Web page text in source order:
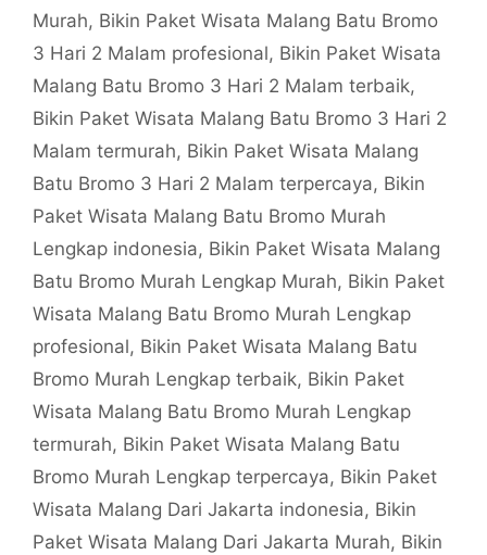
Murah, Bikin Paket Wisata Malang Batu Bromo
3 Hari 2 Malam profesional, Bikin Paket Wisata
Malang Batu Bromo 3 Hari 2 Malam terbaik,
Bikin Paket Wisata Malang Batu Bromo 3 Hari 2
Malam termurah, Bikin Paket Wisata Malang
Batu Bromo 3 Hari 2 Malam terpercaya, Bikin
Paket Wisata Malang Batu Bromo Murah
Lengkap indonesia, Bikin Paket Wisata Malang
Batu Bromo Murah Lengkap Murah, Bikin Paket
Wisata Malang Batu Bromo Murah Lengkap
profesional, Bikin Paket Wisata Malang Batu
Bromo Murah Lengkap terbaik, Bikin Paket
Wisata Malang Batu Bromo Murah Lengkap
termurah, Bikin Paket Wisata Malang Batu
Bromo Murah Lengkap terpercaya, Bikin Paket
Wisata Malang Dari Jakarta indonesia, Bikin
Paket Wisata Malang Dari Jakarta Murah, Bikin